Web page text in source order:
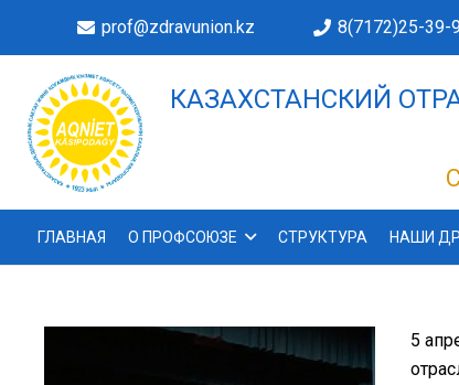
prof@zdravunion.kz 8(7172)25-39-
КАЗАХСТАНСКИЙ
ГЛАВНАЯ О ПРОФСОЮЗЕ СТРУКТУРА НАШИ
5